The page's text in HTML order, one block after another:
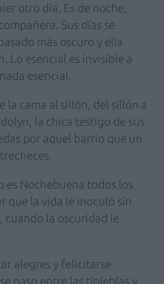
otro día. Es de noche,
Sus días se
más oscuro y ella
Lo esencial es invisible a
esencial.
la cama al sillón, del sillón a
la chica testigo de sus
por aquel barrio que un
es Nochebuena todos los
que la vida le inoculó sin
cuando la oscuridad le
alegres y felicitarse
paso entre las tinieblas y